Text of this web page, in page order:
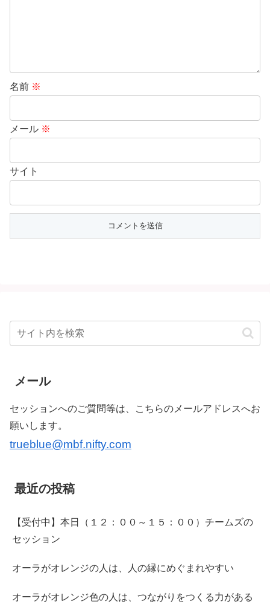
名前 ※
メール ※
サイト
メール
セッションへのご質問等は、こちらのメールアドレスへお
願いします。
trueblue@mbf.nifty.com
最近の投稿
【受付中】本日（１２：００～１５：００）チームズの
セッション
オーラがオレンジの人は、人の縁にめぐまれやすい
オーラがオレンジ色の人は、つながりをつくる力がある